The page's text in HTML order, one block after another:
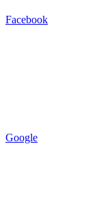
Facebook
Google